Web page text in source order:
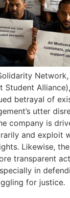
Student
betrayal of
utter
company is
and exploit
Likewise,
transparent
in
for justice.